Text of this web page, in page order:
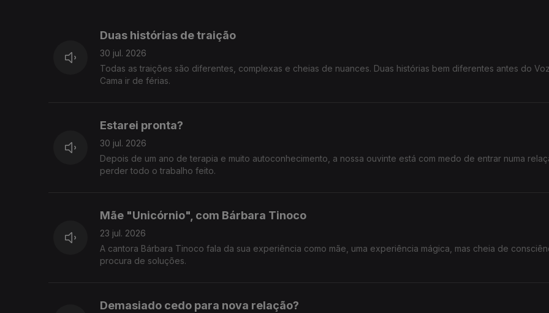
Duas histórias de traição
30 jul. 2026
Todas as traições são diferentes, complexas e cheias de nuances. Duas histórias bem diferentes antes do
Cama ir de férias.
Estarei pronta?
30 jul. 2026
Depois de um ano de terapia e muito autoconhecimento, a nossa ouvinte está com medo de entrar numa
perder todo o trabalho feito.
Mãe "Unicórnio", com Bárbara Tinoco
23 jul. 2026
A cantora Bárbara Tinoco fala da sua experiência como mãe, uma experiência mágica, mas cheia de
procura de soluções.
Demasiado cedo para nova relação?